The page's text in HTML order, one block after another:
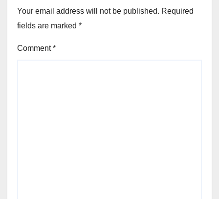
Your email address will not be published. Required
fields are marked *
Comment*